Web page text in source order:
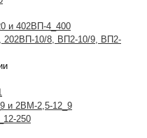
и 402ВП-4_400
202ВП-10/8, ВП2-10/9, ВП2-
и 2ВМ-2,5-12_9
250